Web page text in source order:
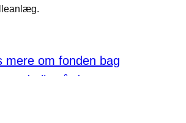
mere om fonden bag
Frederiksgården